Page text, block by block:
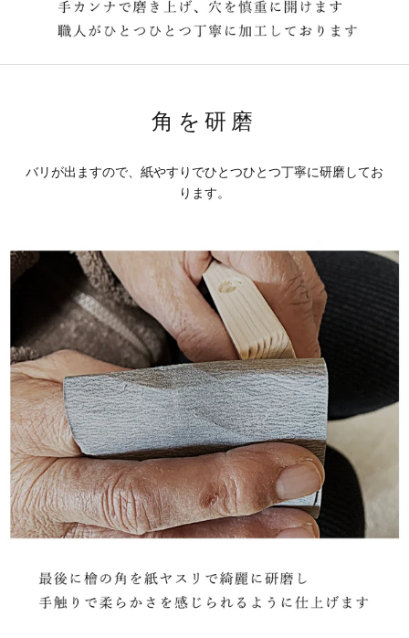
角を研磨
バリが出ますので、紙やすりでひとつひとつ丁寧に研磨してお
ります。